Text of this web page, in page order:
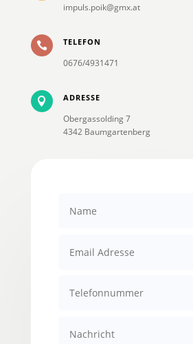
impuls.poik@gmx.at
 TELEFON
0676/4931471
 ADRESSE
Obergassolding 7
4342 Baumgartenberg